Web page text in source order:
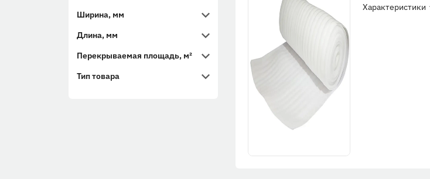
Характеристики
Ширина, мм
Длина, мм
Перекрываемая площадь, м²
Тип товара